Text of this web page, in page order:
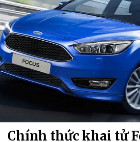
Chính thức khai tử